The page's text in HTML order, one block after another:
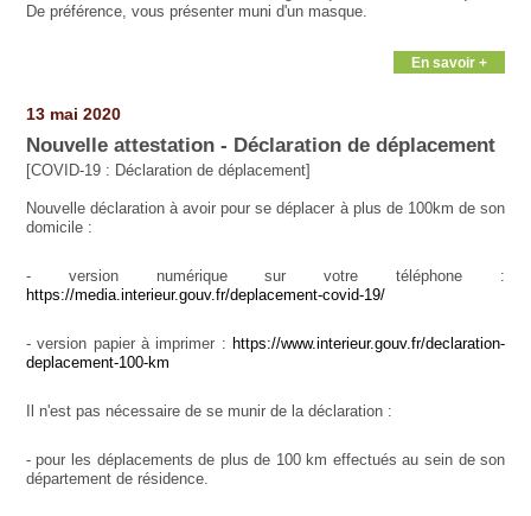
De préférence, vous présenter muni d'un masque.
En savoir +
13 mai 2020
Nouvelle attestation - Déclaration de déplacement
[COVID-19 : Déclaration de déplacement]
Nouvelle déclaration à avoir pour se déplacer à plus de 100km de son
domicile :
- version numérique sur votre téléphone :
https://media.interieur.gouv.fr/deplacement-covid-19/
- version papier à imprimer : https://www.interieur.gouv.fr/declaration-
deplacement-100-km
Il n'est pas nécessaire de se munir de la déclaration :
- pour les déplacements de plus de 100 km effectués au sein de son
département de résidence.